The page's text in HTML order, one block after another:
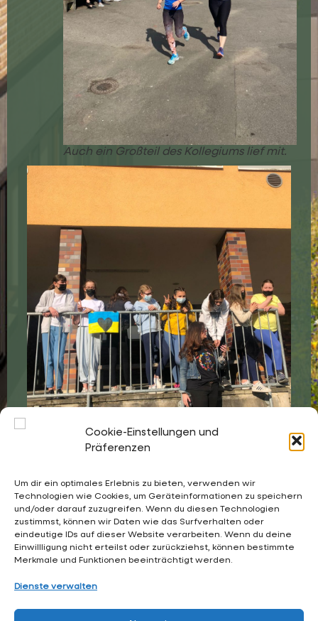
Cookie-Einstellungen und
Präferenzen
Um dir ein optimales Erlebnis zu bieten, verwenden wir
Technologien wie Cookies, um Geräteinformationen zu speichern
und/oder darauf zuzugreifen. Wenn du diesen Technologien
zustimmst, können wir Daten wie das Surfverhalten oder
eindeutige IDs auf dieser Website verarbeiten. Wenn du deine
Einwillligung nicht erteilst oder zurückziehst, können bestimmte
Merkmale und Funktionen beeinträchtigt werden.
Dienste verwalten
Auch ein Großteil des Kollegiums lief mit.
Unterstützung für die Läufer*innen
02053 4969 0
sekretariat@waldschloesschen.schule
FAQ - Häufig gestellte Fragen